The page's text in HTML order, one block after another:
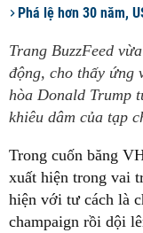
Phá lệ hơn 30 năm,
Trang BuzzFeed
động, cho thấy ứng
hòa Donald Trump
khiêu dâm của tạp
Trong cuốn băng
xuất hiện trong vai
hiện với tư cách là
champaign rồi dội